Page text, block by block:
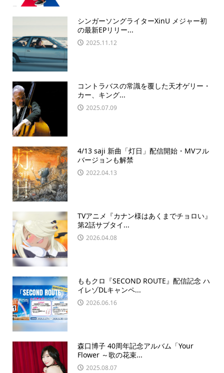
シンガーソングライターXinU メジャー初
の最新EPリリー...
2025.11.12
コントラバスの常識を覆した天才ゲリー・
カー、キング...
2025.07.09
4/13 saji 新曲「灯日」配信開始・MVフル
バージョンも解禁
2022.04.13
TVアニメ『カナン様はあくまでチョロい』
第2話サブタイ...
2026.04.08
ももクロ『SECOND ROUTE』配信記念 ハ
イレゾDLキャンペ...
2026.06.16
森口博子 40周年記念アルバム「Your
Flower ～歌の花束...
2025.08.07